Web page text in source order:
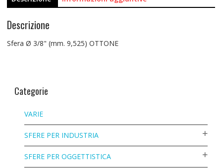
Descrizione
Sfera Ø 3/8" (mm. 9,525) OTTONE
Categorie
VARIE
SFERE PER INDUSTRIA
SFERE PER OGGETTISTICA